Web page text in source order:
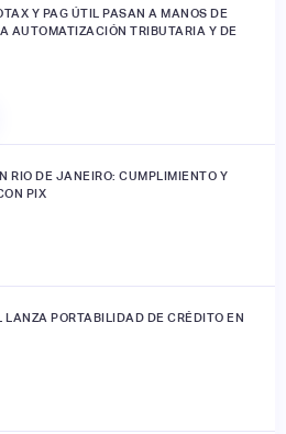
Y PAG ÚTIL PASAN A MANOS DE
AUTOMATIZACIÓN TRIBUTARIA Y DE
RIO DE JANEIRO: CUMPLIMIENTO Y
PIX
PORTABILIDAD DE CRÉDITO EN